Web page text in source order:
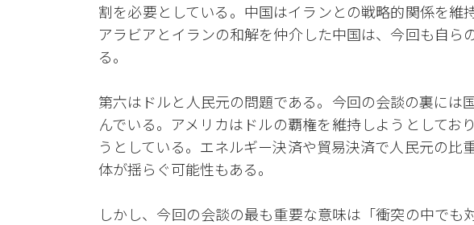
割を必要としている。中国はイランとの戦略的関係を維
アラビアとイランの和解を仲介した中国は、今回も自ら
る。
第六はドルと人民元の問題である。今回の会談の裏には
んでいる。アメリカはドルの覇権を維持しようとしてお
うとしている。エネルギー決済や貿易決済で人民元の比
体が揺らぐ可能性もある。
しかし、今回の会談の最も重要な意味は「衝突の中でも